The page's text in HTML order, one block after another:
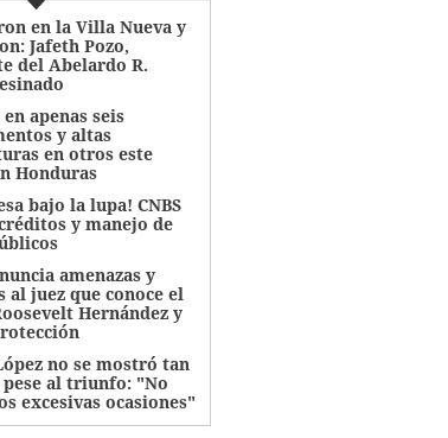
en la Villa Nueva y
Jafeth Pozo,
del Abelardo R.
apenas seis
y altas
en otros este
Honduras
bajo la lupa! CNBS
y manejo de
amenazas y
al juez que conoce el
Hernández y
no se mostró tan
al triunfo: "No
excesivas ocasiones"